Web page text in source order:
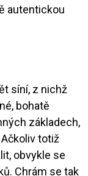
autentickou
síní, z nichž
bohatě
základech,
totiž
obvykle se
Chrám se tak